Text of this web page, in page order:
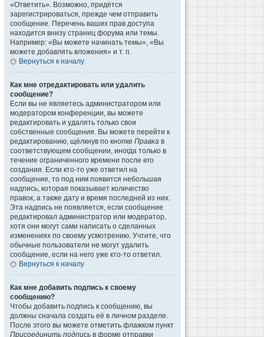
«Ответить». Возможно, придётся
зарегистрироваться, прежде чем отправить
сообщение. Перечень ваших прав доступа
находится внизу страниц форума или темы.
Например: «Вы можете начинать темы», «Вы
можете добавлять вложения» и т. п.
Вернуться к началу
Как мне отредактировать или удалить
сообщение?
Если вы не являетесь администратором или
модератором конференции, вы можете
редактировать и удалять только свои
собственные сообщения. Вы можете перейти к
редактированию, щёлкнув по кнопке Правка в
соответствующем сообщении, иногда только в
течение ограниченного времени после его
создания. Если кто-то уже ответил на
сообщение, то под ним появится небольшая
надпись, которая показывает количество
правок, а также дату и время последней из них.
Эта надпись не появляется, если сообщение
редактировал администратор или модератор,
хотя они могут сами написать о сделанных
изменениях по своему усмотрению. Учтите, что
обычные пользователи не могут удалить
сообщение, если на него уже кто-то ответил.
Вернуться к началу
Как мне добавить подпись к своему
сообщению?
Чтобы добавить подпись к сообщению, вы
должны сначала создать её в личном разделе.
После этого вы можете отметить флажком пункт
Присоединить подпись в форме отправки